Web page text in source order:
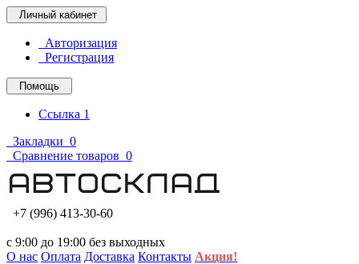
Личный кабинет
Авторизация
Регистрация
Помощь
Ссылка 1
Закладки 0
Сравнение товаров 0
+7 (996) 413-30-60
с 9:00 до 19:00 без выходных
О нас Оплата Доставка Контакты Акция!